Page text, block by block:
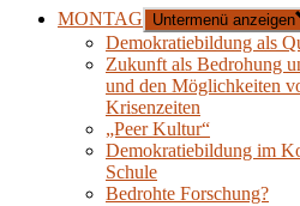
MONTAG Untermenü anzeigen
Demokratiebildung als
Zukunft als Bedrohung
und den Möglichkeiten
Krisenzeiten
„Peer Kultur“
Demokratiebildung im
Schule
Bedrohte Forschung?